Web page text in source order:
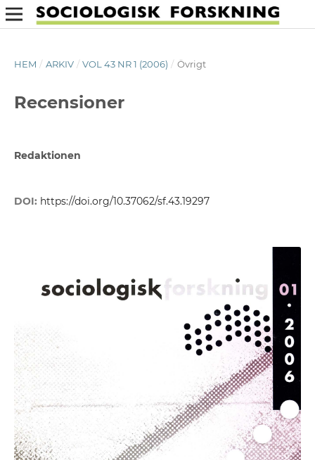
HEM / ARKIV / VOL 43 NR 1 (2006) / Övrigt
Recensioner
Redaktionen
DOI: https://doi.org/10.37062/sf.43.19297